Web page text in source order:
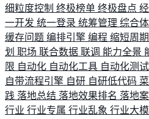
细粒度控制 终极榜单 终极盘点
一开发 统一登录 统筹管理 综合
缓存问题 编排引擎 编程 缩短周期
划 职场 联合数据 联调 能力全景
限 自动化 自动化工具 自动化测试
自带流程引擎 自研 自研低代码
践 落地总结 落地效果排名 落地
行业 行业专属 行业乱象 行业大